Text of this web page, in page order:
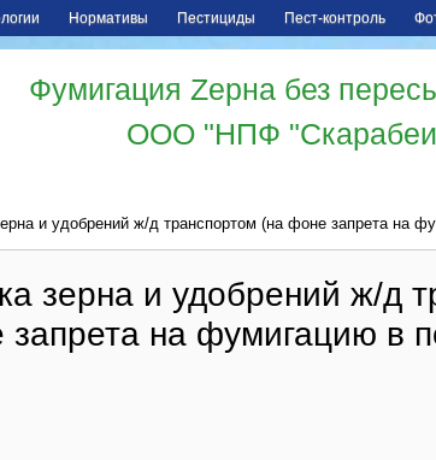
Нормативы Пестициды Пест-контроль
Фумигация Zерна без
ООО "НПФ
и удобрений ж/д транспортом (на фоне запрета на
зерна и удобрений ж/д
на фумигацию в